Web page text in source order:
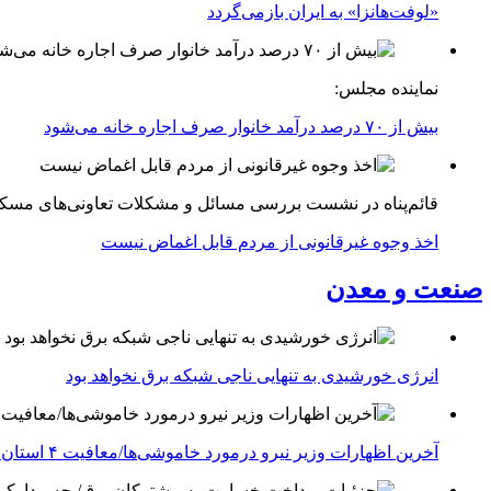
«لوفت‌هانزا» به ایران بازمی‌گردد
نماینده مجلس:
بیش از ۷۰ درصد درآمد خانوار صرف اجاره خانه می‌شود
قائم‌پناه در نشست بررسی مسائل و مشکلات تعاونی‌های
اخذ وجوه غیرقانونی از مردم قابل اغماض نیست
صنعت و معدن
انرژی خورشیدی به تنهایی ناجی شبکه برق نخواهد بود
آخرین اظهارات وزیر نیرو درمورد خاموشی‌ها/معافیت ۴ استان جنوبی درگیر جنگ از قطعی برق